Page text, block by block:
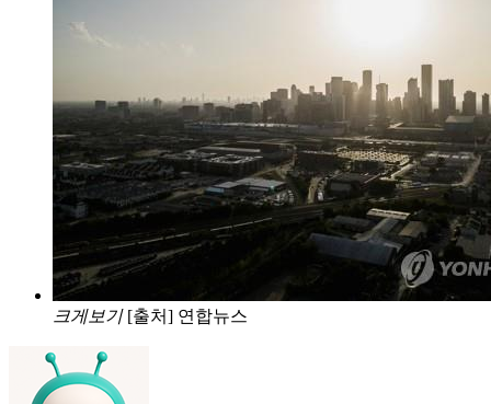
크게보기 [출처] 연합뉴스